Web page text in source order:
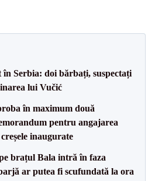
Serbia: doi bărbați, suspectați
lui Vučić
în maximum două
pentru angajarea
inaugurate
brațul Bala intră în faza
ar putea fi scufundată la ora